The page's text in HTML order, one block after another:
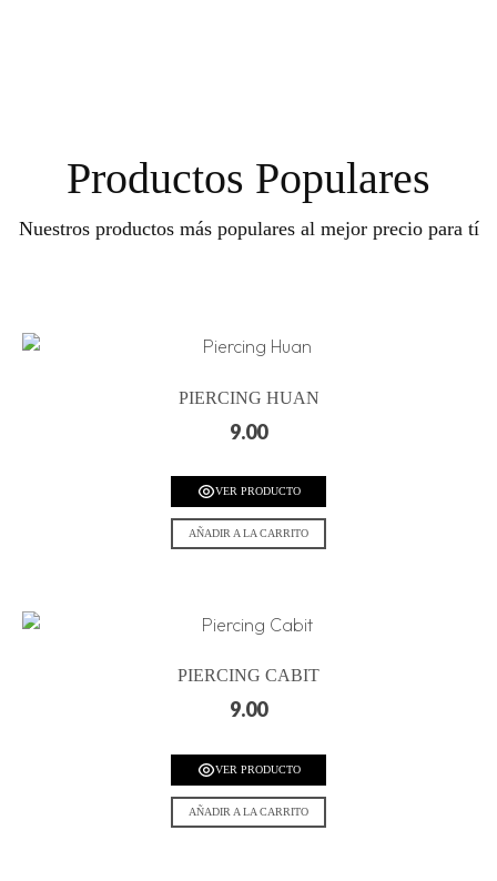
Productos Populares
Nuestros productos más populares al mejor precio para tí
PIERCING HUAN
9.00
VER PRODUCTO
AÑADIR A LA CARRITO
PIERCING CABIT
9.00
VER PRODUCTO
AÑADIR A LA CARRITO